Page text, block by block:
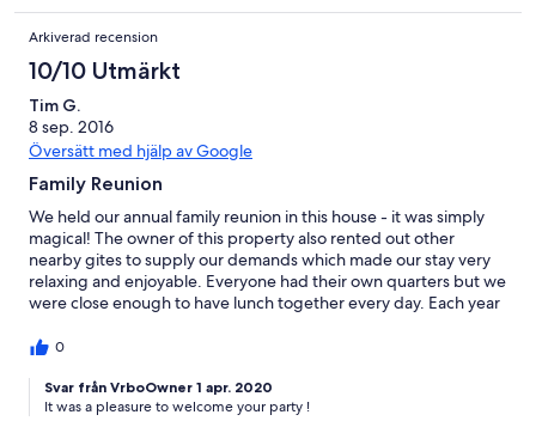
Arkiverad recension
10/10 Utmärkt
Tim G.
8 sep. 2016
Översätt med hjälp av Google
Family Reunion
We held our annual family reunion in this house - it was simply
magical! The owner of this property also rented out other
nearby gites to supply our demands which made our stay very
relaxing and enjoyable. Everyone had their own quarters but we
were close enough to have lunch together every day. Each year
staying here!
0
Svar från VrboOwner 1 apr. 2020
It was a pleasure to welcome your party !